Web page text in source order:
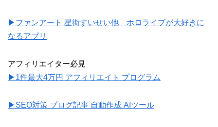
▶ファンアート 星街すいせい他 ホロライブが大好きに
なるアプリ
アフィリエイター必見
▶1件最大4万円 アフィリエイト プログラム
▶SEO対策 ブログ記事 自動作成 AIツール